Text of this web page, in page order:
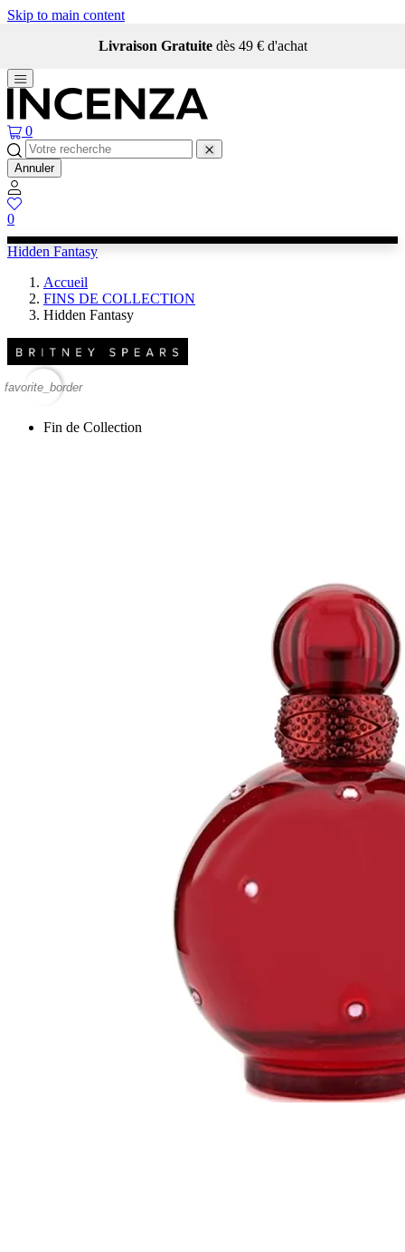
Skip to main content
Livraison Gratuite dès 49 € d'achat
0
Annuler
0
Hidden Fantasy
Accueil
FINS DE COLLECTION
Hidden Fantasy
favorite_border
Fin de Collection